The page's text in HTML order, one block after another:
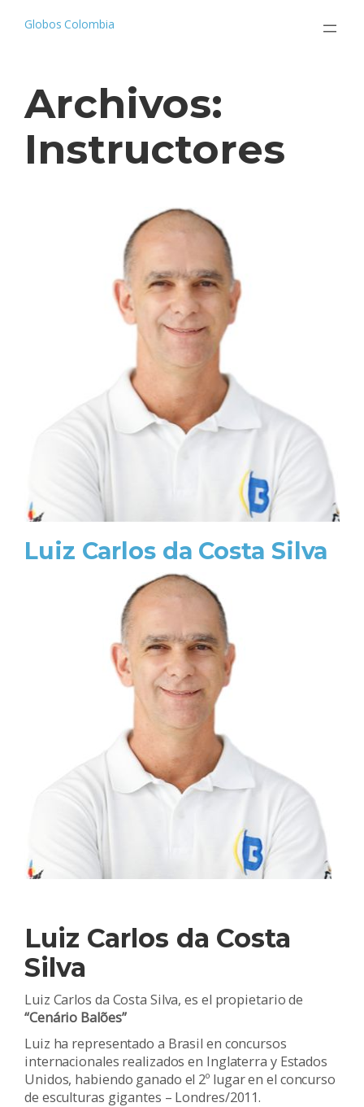
Globos Colombia
Archivos:
Instructores
Luiz Carlos da Costa Silva
Luiz Carlos da Costa
Silva
Luiz Carlos da Costa Silva, es el propietario de
“Cenário Balões”
Luiz ha representado a Brasil en concursos
internacionales realizados en Inglaterra y Estados
Unidos, habiendo ganado el 2º lugar en el concurso
de esculturas gigantes – Londres/2011.